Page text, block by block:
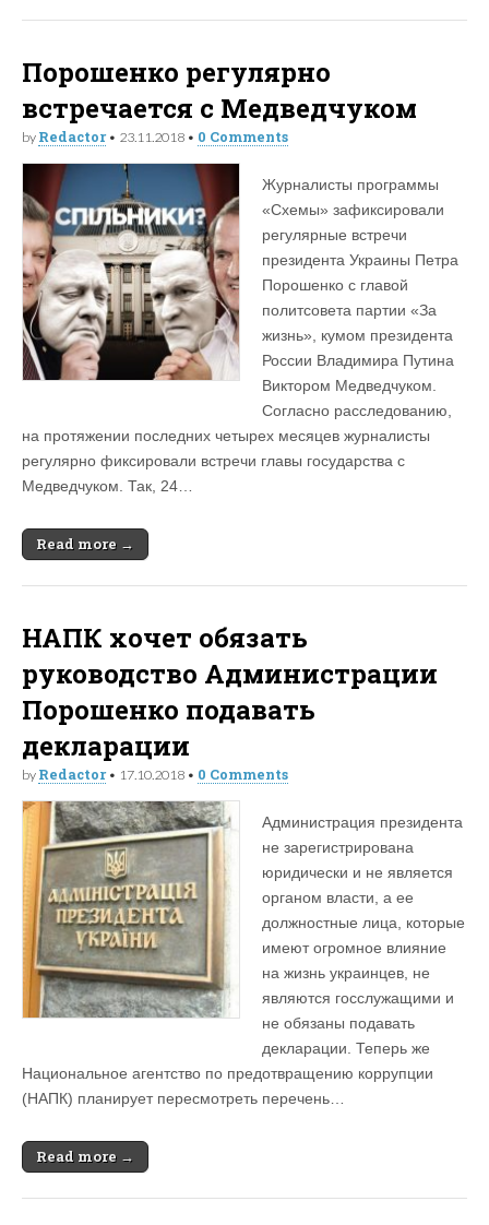
Порошенко регулярно
встречается с Медведчуком
by Redactor• 23.11.2018 • 0 Comments
Журналисты программы
«Схемы» зафиксировали
регулярные встречи
президента Украины Петра
Порошенко с главой
политсовета партии «За
жизнь», кумом президента
России Владимира Путина
Виктором Медведчуком.
Согласно расследованию,
на протяжении последних четырех месяцев журналисты
регулярно фиксировали встречи главы государства с
Медведчуком. Так, 24…
Read more →
НАПК хочет обязать
руководство Администрации
Порошенко подавать
декларации
by Redactor• 17.10.2018 • 0 Comments
Администрация президента
не зарегистрирована
юридически и не является
органом власти, а ее
должностные лица, которые
имеют огромное влияние
на жизнь украинцев, не
являются госслужащими и
не обязаны подавать
декларации. Теперь же
Национальное агентство по предотвращению коррупции
(НАПК) планирует пересмотреть перечень…
Read more →